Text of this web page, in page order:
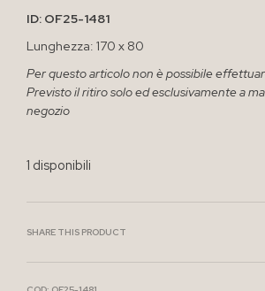
ID: OF25-1481
Lunghezza: 170 x 80
Per questo articolo non è possibile
Previsto il ritiro solo ed esclusivamente a
negozio
1 disponibili
SHARE THIS PRODUCT